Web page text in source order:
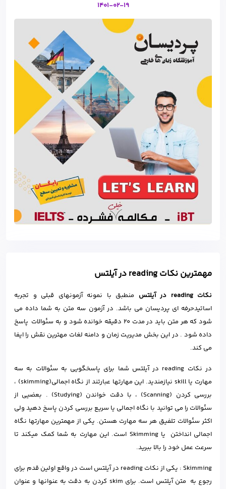
1401-02-19
مهمترین نکات reading در آیلتس
نکات reading در آیلتس
منطبق با نمونه آزمونهای قبلی و تجربه
اساتیدحرفه ای پردیسان می باشد. در آزمون سه متن به شما داده می
شود که هر متن باید در مدت 20 دقیقه خوانده شود و به سئوالات پاسخ
داده شود . در این بخش مدیریت زمان و دامنه لغات مهترین نقش را ایفا
می کند.
در نکات reading در آیلتس شما برای پاسخگویی به سئوالات به سه
مهارت یا skill نیازمندید. این مهارتها عبارتند از نگاه اجمالی(skimming) ،
بررسی کردن (Scanning) ، با دقت خواندن (Studying) . بعضیی از
سئوالات را می توانید با نگاه اجمالی یا سریع بررسی کردن پاسخ دهید ولی
اکثر سئوالات تلفیق هر سه مهارت هستن. یکی از مهمترین مهارتها نگاه
اجمالی انداختن یا Skimming است. این مهارت به شما کمک میکند تا
سرعت عمل خود را بالا ببرید.
Skimming : یکی از نکات reading در آیلتس است در واقع اولین قدم برای
رجوع به متن آیلتس است. برای skim کردن به دقت به عنوانها و عنوان